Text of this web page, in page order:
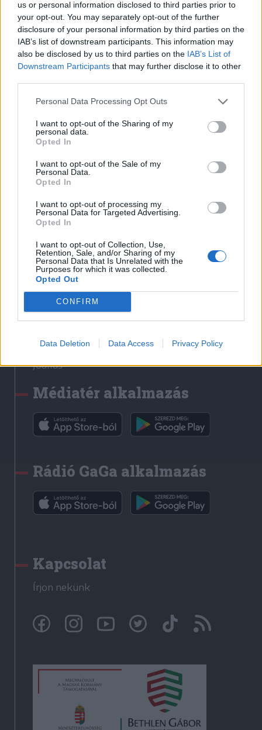
us or personal information disclosed to third parties prior to
your opt-out. You may separately opt-out of the further
disclosure of your personal information by third parties on the
IAB’s list of downstream participants. This information may
also be disclosed by us to third parties on the IAB’s List of
Downstream Participants that may further disclose it to other
Personal Data Processing Opt Outs
I want to opt-out of the Sharing of my
personal data.
Opted In
I want to opt-out of the Sale of my
Personal Data.
Opted In
I want to opt-out of processing my
Personal Data for Targeted Advertising.
Opted In
I want to opt-out of Collection, Use,
Retention, Sale, and/or Sharing of my
Personal Data that Is Unrelated with the
Purposes for which it was collected.
Opted Out
CONFIRM
Data Deletion Data Access Privacy Policy
Impresszum
Szerzői jogok
Adatvédelmi tájékoztató
Cookie-kezelési tájékoztató
Hozzászólási szabályzat
Nyomtatott lapjaink archívuma
Székely Hírmondó archívuma
Sütibeállítások
Médiatér
Liget
Krónika
Bihari Napló
Erdélyi Napló
Főtér
Rádió GaGa
Jóállás
Médiatér alkalmazás
Rádió GaGa alkalmazás
Kapcsolat
Írjon nekünk